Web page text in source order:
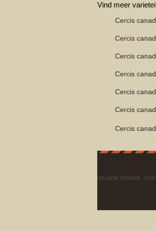
Vind meer
Cercis
Cercis
Cercis
Cercis
Cercis
Cercis
Cercis
ON NEW SERVER -